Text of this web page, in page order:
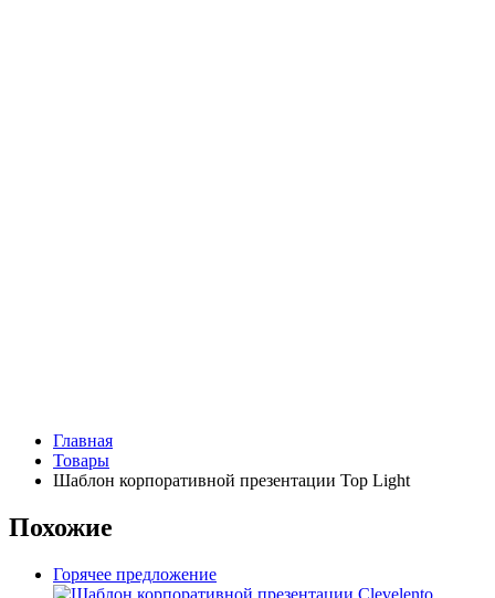
Главная
Товары
Шаблон корпоративной презентации Top Light
Похожие
Горячее предложение